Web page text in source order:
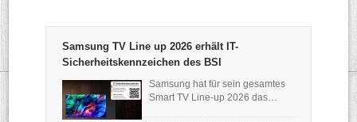
Samsung TV Line up 2026 erhält IT-
Sicherheitskennzeichen des BSI
Samsung hat für sein gesamtes
Smart TV Line-up 2026 das…